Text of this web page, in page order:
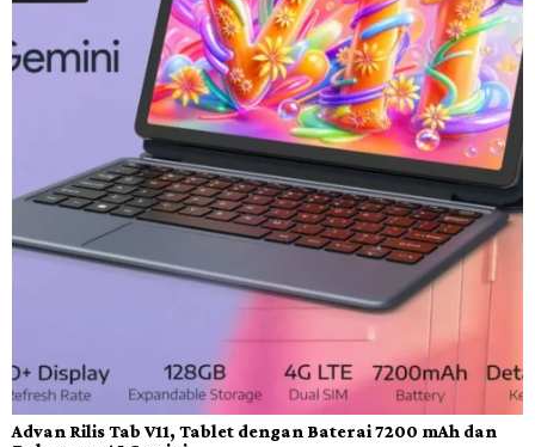
Advan Rilis Tab V11, Tablet dengan Baterai 7200 mAh dan